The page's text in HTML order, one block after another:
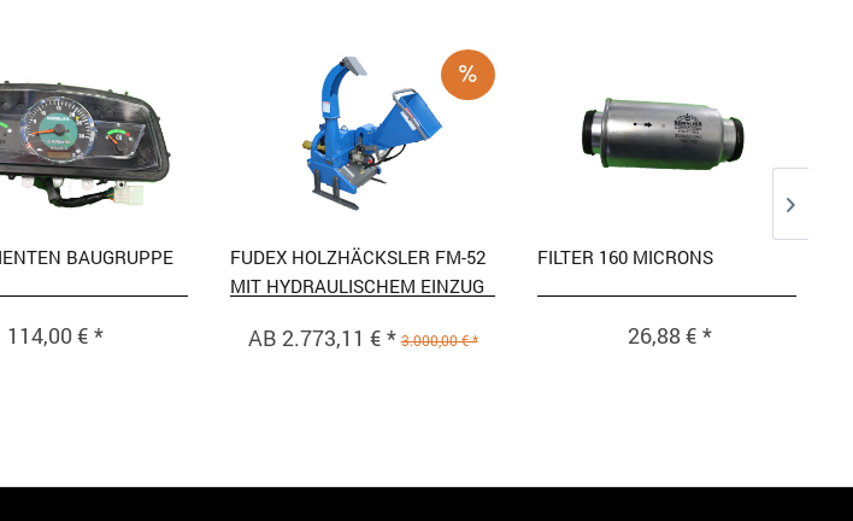
BAUGRUPPE
114,00 € *
FUDEX HOLZHÄCKSLER FM-52
MIT HYDRAULISCHEM EINZUG
AB 2.773,11 € * 3.000,00 € *
FILTER 160 MICRONS
26,88 € *